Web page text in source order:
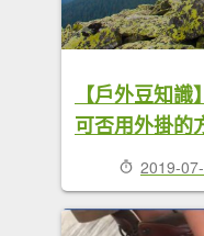
【戶外豆知
可否用外掛的
2019-